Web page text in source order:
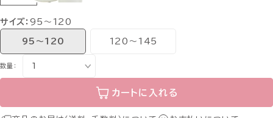
サイズ：95〜120
95〜120 120〜145
数量：
カートに入れる